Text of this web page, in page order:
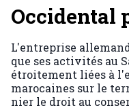
Occidental
L'entreprise
que ses activités au
étroitement liées à
marocaines sur le
nier le droit au